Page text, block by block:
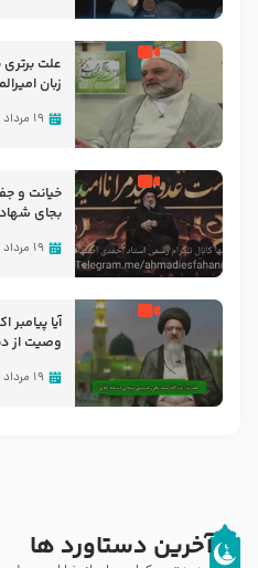
علت برتری
زبان
۱۹ مرداد ۱۴۰۵
خیانت و
بجای
۱۹ مرداد ۱۴۰۵
آیا
وصیت از
۱۹ مرداد ۱۴۰۵
آخرین دستاورد ها